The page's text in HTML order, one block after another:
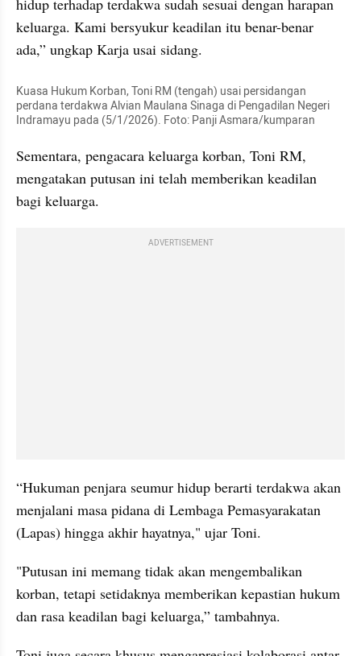
hidup terhadap terdakwa sudah sesuai dengan harapan
keluarga. Kami bersyukur keadilan itu benar-benar
ada,” ungkap Karja usai sidang.
Kuasa Hukum Korban, Toni RM (tengah) usai persidangan
perdana terdakwa Alvian Maulana Sinaga di Pengadilan Negeri
Indramayu pada (5/1/2026). Foto: Panji Asmara/kumparan
Sementara, pengacara keluarga korban, Toni RM,
mengatakan putusan ini telah memberikan keadilan
bagi keluarga.
ADVERTISEMENT
‎“Hukuman penjara seumur hidup berarti terdakwa akan
menjalani masa pidana di Lembaga Pemasyarakatan
(Lapas) hingga akhir hayatnya," ujar Toni.
‎"Putusan ini memang tidak akan mengembalikan
korban, tetapi setidaknya memberikan kepastian hukum
dan rasa keadilan bagi keluarga,” tambahnya.